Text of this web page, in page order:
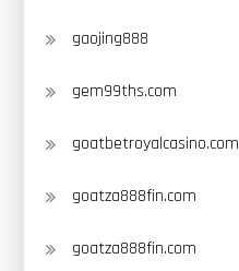
gaojing888
gem99ths.com
goatbetroyalcasino.com
goatza888fin.com
goatza888fin.com